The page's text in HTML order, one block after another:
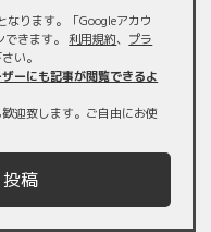
ります。「Googleアカウ
できます。利用規約、 プラ
い。
ーにも記事が閲覧できるよ
迎致します。ご自由にお使
稿